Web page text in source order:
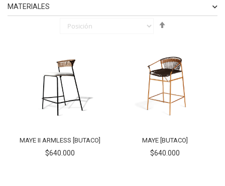
MATERIALES
ELEMENTO
ELEMENTO
2ELEMENTO
MAYE II ARMLESS [BUTACO]
$640.000
MAYE [BUTACO]
$640.000